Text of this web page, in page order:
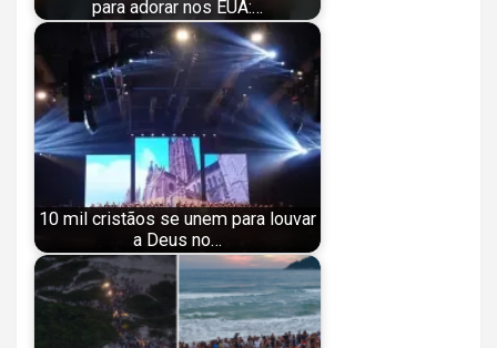
para adorar nos EUA:…
10 mil cristãos se unem para louvar
a Deus no…